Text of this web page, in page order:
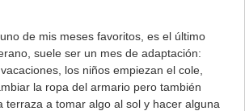
de mis meses favoritos, es el último
suele ser un mes de adaptación:
los niños empiezan el cole,
la ropa del armario pero también
terraza a tomar algo al sol y hacer alguna